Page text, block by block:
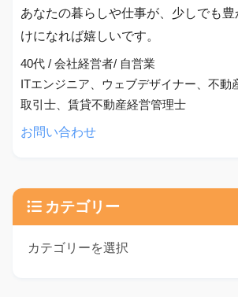
あなたの暮らしや仕事が、少しでも
けになれば嬉しいです。
40代 / 会社経営者/ 自営業
ITエンジニア、ウェブデザイナー、不動
取引士、賃貸不動産経営管理士
お問い合わせ
カテゴリー